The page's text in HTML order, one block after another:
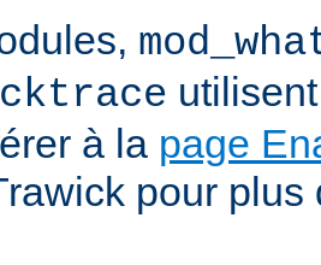
à la page
pour